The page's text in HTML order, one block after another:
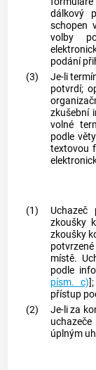
dálkový
schopen
volby
podání
(3)
Je-li
potvrdí;
zkušební
volné
podle
textovou
(1)
zkoušky
zkoušky
místě.
podle
písm. c)
přístup
(2)
Je-li za
úplným